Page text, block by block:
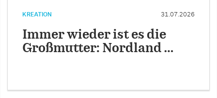
KREATION 31.07.2026
Immer wieder ist es die
Großmutter: Nordland …